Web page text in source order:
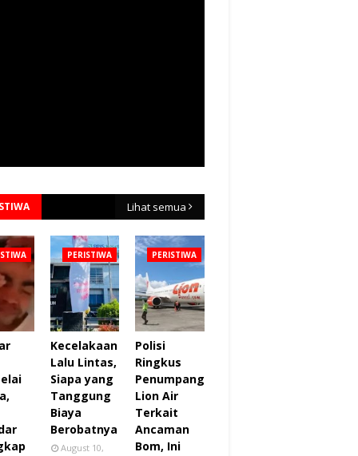
Lihat semua
PERISTIWA
Kecelakaan
Lalu Lintas,
Siapa yang
Tanggung
Biaya
Berobatnya
August 10,
PERISTIWA
Polisi
Ringkus
Penumpang
Lion Air
Terkait
Ancaman
Bom, Ini